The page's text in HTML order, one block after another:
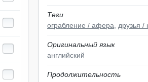
Теги
ограбление / афера
друзья /
Оригинальный язык
английский
Продолжительность